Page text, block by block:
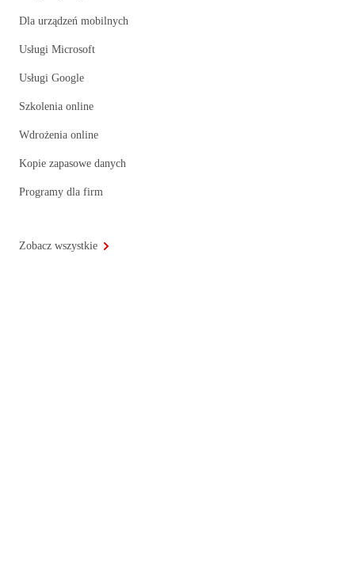
Dla urządzeń mobilnych
Usługi Microsoft
Usługi Google
Szkolenia online
Wdrożenia online
Kopie zapasowe danych
Programy dla firm
Zobacz wszystkie